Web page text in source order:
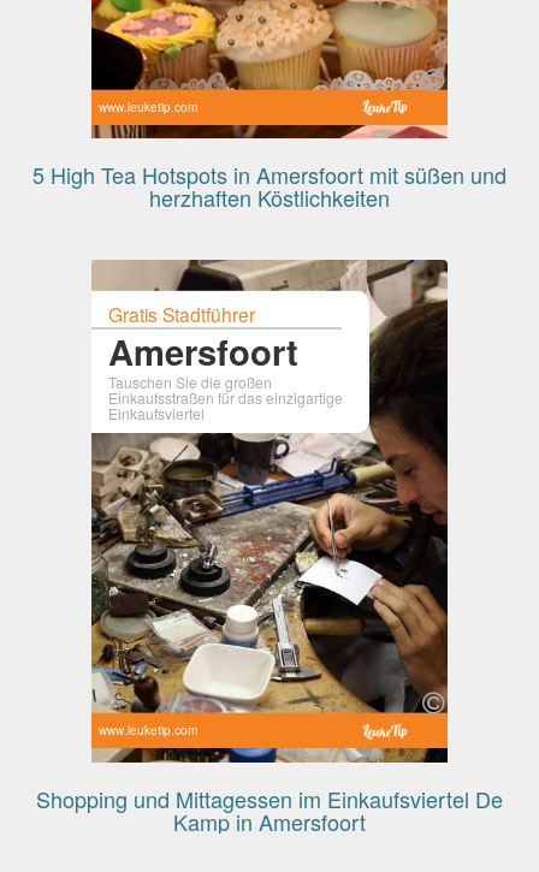
www.leuketip.com
5 High Tea Hotspots in Amersfoort mit süßen und
herzhaften Köstlichkeiten
Gratis Stadtführer
Amersfoort
Tauschen Sie die großen
Einkaufsstraßen für das einzigartige
Einkaufsviertel
www.leuketip.com
Shopping und Mittagessen im Einkaufsviertel De
Kamp in Amersfoort